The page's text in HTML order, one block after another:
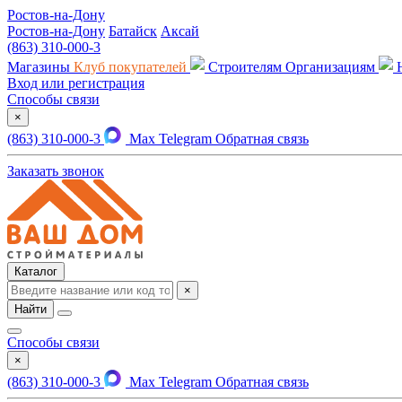
Ростов-на-Дону
Ростов-на-Дону Батайск Аксай
(863) 310-000-3
Магазины Клуб покупателей Строителям Организациям
Вход или регистрация
Способы связи
×
(863) 310-000-3 Max Telegram Обратная связь
Заказать звонок
Каталог
×
Найти
Способы связи
×
(863) 310-000-3 Max Telegram Обратная связь